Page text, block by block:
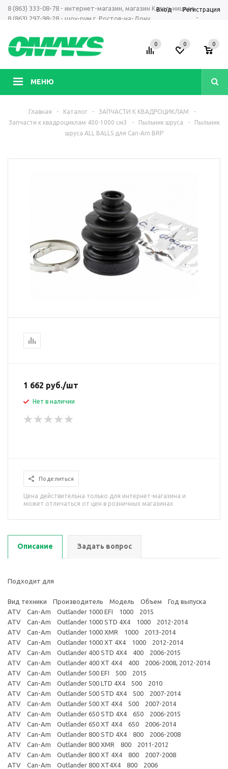
8 (863) 333-08-78 - интернет-магазин, магазин Кагальницкая
8 (863) 297-98-28 - шоу-рум г. Ростов-на-Дону
-
Вход Регистрация
МЕНЮ
0 0 0
Главная - Каталог - ЗАПЧАСТИ К КВАДРОЦИКЛАМ
-
Запчасти к квадроциклам 400-1000 см3
- Пыльник шруса -
Пыльник
шруса ALL BALLS для Can-Am BRP
1 662 руб./шт
Нет в наличии
Поделиться
Цена действительна только для интернет-магазина и
может отличаться от цен в розничных магазинах
Описание Задать вопрос
Подходит для
Вид техники Производитель Модель Объем Год выпуска
ATV Can-Am Outlander 1000 EFI 1000 2015
ATV Can-Am Outlander 1000 STD 4X4 1000 2012-2014
ATV Can-Am Outlander 1000 XMR 1000 2013-2014
ATV Can-Am Outlander 1000 XT 4X4 1000 2012-2014
ATV Can-Am Outlander 400 STD 4X4 400 2006-2015
ATV Can-Am Outlander 400 XT 4X4 400 2006-2008, 2012-2014
ATV Can-Am Outlander 500 EFI 500 2015
ATV Can-Am Outlander 500 LTD 4X4 500 2010
ATV Can-Am Outlander 500 STD 4X4 500 2007-2014
ATV Can-Am Outlander 500 XT 4X4 500 2007-2014
ATV Can-Am Outlander 650 STD 4X4 650 2006-2015
ATV Can-Am Outlander 650 XT 4X4 650 2006-2014
ATV Can-Am Outlander 800 STD 4X4 800 2006-2008
ATV Can-Am Outlander 800 XMR 800 2011-2012
ATV Can-Am Outlander 800 XT 4X4 800 2007-2008
ATV Can-Am Outlander 800 XT4X4 800 2006